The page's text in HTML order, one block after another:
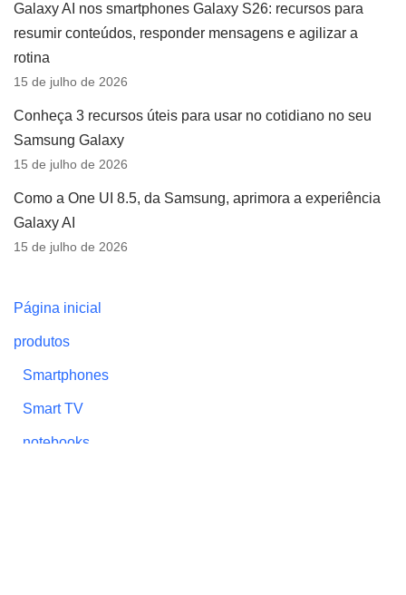
Galaxy AI nos smartphones Galaxy S26: recursos para
resumir conteúdos, responder mensagens e agilizar a
rotina
15 de julho de 2026
Conheça 3 recursos úteis para usar no cotidiano no seu
Samsung Galaxy
15 de julho de 2026
Como a One UI 8.5, da Samsung, aprimora a experiência
Galaxy AI
15 de julho de 2026
Página inicial
produtos
Smartphones
Smart TV
notebooks